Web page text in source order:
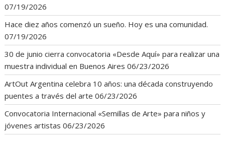
07/19/2026
Hace diez años comenzó un sueño. Hoy es una comunidad.
07/19/2026
30 de junio cierra convocatoria «Desde Aquí» para realizar una
muestra individual en Buenos Aires 06/23/2026
ArtOut Argentina celebra 10 años: una década construyendo
puentes a través del arte 06/23/2026
Convocatoria Internacional «Semillas de Arte» para niños y
jóvenes artistas 06/23/2026